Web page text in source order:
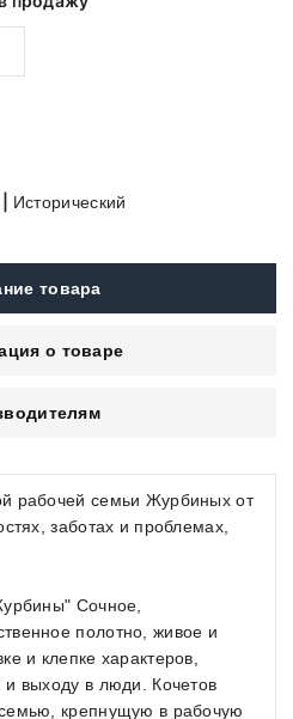
Исторический
товара
о товаре
рабочей семьи Журбиных от
заботах и проблемах,
Сочное,
полотно, живое и
и клепке характеров,
выходу в люди. Кочетов
крепнущую в рабочую